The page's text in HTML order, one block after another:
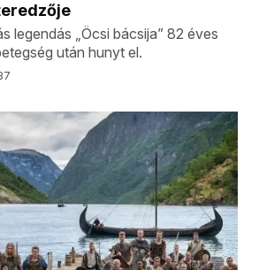
legendás „Öcsi bácsija” 82 éves
után hunyt el.